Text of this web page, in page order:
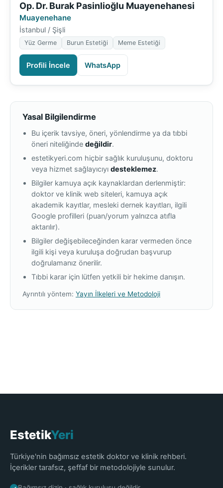
Op. Dr. Burak Pasinlioğlu Muayenehanesi
Muayenehane
İstanbul / Şişli
Yüz Germe Burun Estetiği Meme Estetiği
Profili İncele WhatsApp
Yasal Bilgilendirme
Bu içerik tavsiye, öneri, yönlendirme ya da tıbbi
öneri niteliğinde değildir.
estetikyeri.com hiçbir sağlık kuruluşunu, doktoru
veya hizmet sağlayıcıyı desteklemez.
Bilgiler kamuya açık kaynaklardan derlenmiştir:
doktor ve klinik web siteleri, kamuya açık
akademik kayıtlar, mesleki dernek kayıtları, ilgili
Google profilleri (puan/yorum yalnızca atıfla
aktarılır).
Bilgiler değişebileceğinden karar vermeden önce
ilgili kişi veya kuruluşa doğrudan başvurup
doğrulamanız önerilir.
Tıbbi karar için lütfen yetkili bir hekime danışın.
Ayrıntılı yöntem: Yayın İlkeleri ve Metodoloji
EstetikYeri
Türkiye'nin bağımsız estetik doktor ve klinik rehberi.
İçerikler tarafsız, şeffaf bir metodolojiyle sunulur.